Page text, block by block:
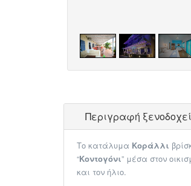
Περιγραφή
Το κατάλυμα Κοράλλι
“Κοντογόνι” μέσα στον
και τον ήλιο.